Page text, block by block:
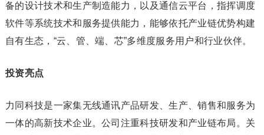
备的设计技术和生产制造能力，以及通信云平台，指挥调度
软件等系统技术和服务提供能力，能够依托产业链优势构建
自有生态，“云、管、端、芯”多维度服务用户和行业伙伴。
投资亮点
力同科技是一家集无线通讯产品研发、生产、销售和服务为
一体的高新技术企业。公司注重科技研发和产业链布局。关